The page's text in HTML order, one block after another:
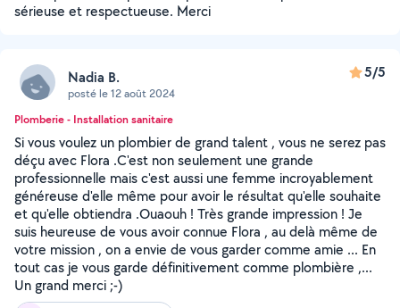
sérieuse et respectueuse. Merci
Nadia B.
posté le 12 août 2024
5/5
Plomberie - Installation sanitaire
Si vous voulez un plombier de grand talent , vous ne serez pas
déçu avec Flora .C'est non seulement une grande
professionnelle mais c'est aussi une femme incroyablement
généreuse d'elle même pour avoir le résultat qu'elle souhaite
et qu'elle obtiendra .Ouaouh ! Très grande impression ! Je
suis heureuse de vous avoir connue Flora , au delà même de
votre mission , on a envie de vous garder comme amie ... En
tout cas je vous garde définitivement comme plombière ,...
Un grand merci ;-)